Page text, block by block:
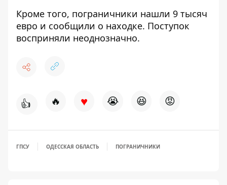
Кроме того, пограничники нашли 9 тысяч
евро и сообщили о находке. Поступок
восприняли неоднозначно.
👍 🔥 ♥ 😭 😆 😡
ГПСУ ОДЕССКАЯ ОБЛАСТЬ ПОГРАНИЧНИКИ